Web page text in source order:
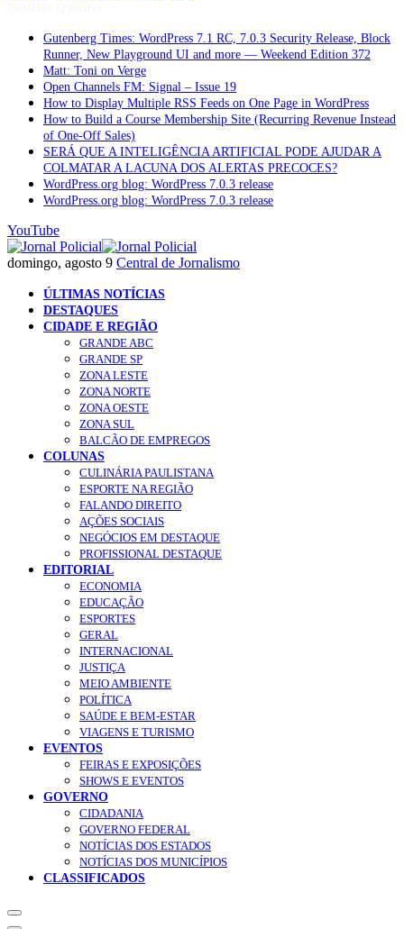
Gutenberg Times: WordPress 7.1 RC, 7.0.3 Security Release, Block
Runner, New Playground UI and more — Weekend Edition 372
Matt: Toni on Verge
Open Channels FM: Signal – Issue 19
How to Display Multiple RSS Feeds on One Page in WordPress
How to Build a Course Membership Site (Recurring Revenue Instead
of One-Off Sales)
SERÁ QUE A INTELIGÊNCIA ARTIFICIAL PODE AJUDAR A
COLMATAR A LACUNA DOS ALERTAS PRECOCES?
WordPress.org blog: WordPress 7.0.3 release
WordPress.org blog: WordPress 7.0.3 release
YouTube
domingo, agosto 9 Central de Jornalismo
ÚLTIMAS NOTÍCIAS
DESTAQUES
CIDADE E REGIÃO
GRANDE ABC
GRANDE SP
ZONA LESTE
ZONA NORTE
ZONA OESTE
ZONA SUL
BALCÃO DE EMPREGOS
COLUNAS
CULINÁRIA PAULISTANA
ESPORTE NA REGIÃO
FALANDO DIREITO
AÇÕES SOCIAIS
NEGÓCIOS EM DESTAQUE
PROFISSIONAL DESTAQUE
EDITORIAL
ECONOMIA
EDUCAÇÃO
ESPORTES
GERAL
INTERNACIONAL
JUSTIÇA
MEIO AMBIENTE
POLÍTICA
SAÚDE E BEM-ESTAR
VIAGENS E TURISMO
EVENTOS
FEIRAS E EXPOSIÇÕES
SHOWS E EVENTOS
GOVERNO
CIDADANIA
GOVERNO FEDERAL
NOTÍCIAS DOS ESTADOS
NOTÍCIAS DOS MUNICÍPIOS
CLASSIFICADOS